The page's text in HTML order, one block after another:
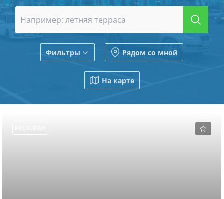
Фильтры Рядом со мной
На карте